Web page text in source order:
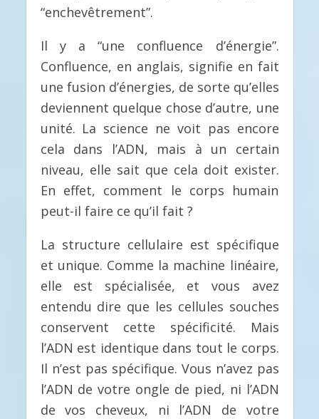
“enchevêtrement”.
Il y a “une confluence d’énergie”.
Confluence, en anglais, signifie en fait
une fusion d’énergies, de sorte qu’elles
deviennent quelque chose d’autre, une
unité. La science ne voit pas encore
cela dans l’ADN, mais à un certain
niveau, elle sait que cela doit exister.
En effet, comment le corps humain
peut-il faire ce qu’il fait ?
La structure cellulaire est spécifique
et unique. Comme la machine linéaire,
elle est spécialisée, et vous avez
entendu dire que les cellules souches
conservent cette spécificité. Mais
l’ADN est identique dans tout le corps.
Il n’est pas spécifique. Vous n’avez pas
l’ADN de votre ongle de pied, ni l’ADN
de vos cheveux, ni l’ADN de votre